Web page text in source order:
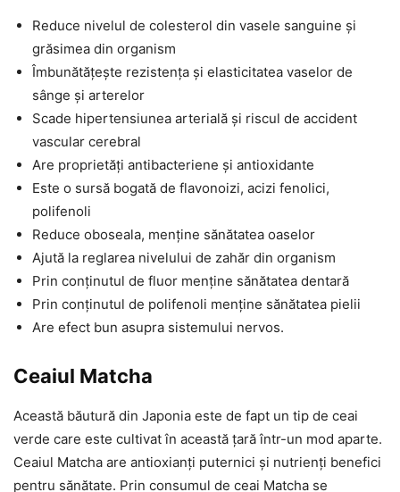
Reduce nivelul de colesterol din vasele sanguine și
grăsimea din organism
Îmbunătățește rezistența și elasticitatea vaselor de
sânge și arterelor
Scade hipertensiunea arterială și riscul de accident
vascular cerebral
Are proprietăți antibacteriene și antioxidante
Este o sursă bogată de flavonoizi, acizi fenolici,
polifenoli
Reduce oboseala, menține sănătatea oaselor
Ajută la reglarea nivelului de zahăr din organism
Prin conținutul de fluor menține sănătatea dentară
Prin conținutul de polifenoli menține sănătatea pielii
Are efect bun asupra sistemului nervos.
Ceaiul Matcha
Această băutură din Japonia este de fapt un tip de ceai
verde care este cultivat în această țară într-un mod aparte.
Ceaiul Matcha are antioxianți puternici și nutrienți benefici
pentru sănătate. Prin consumul de ceai Matcha se